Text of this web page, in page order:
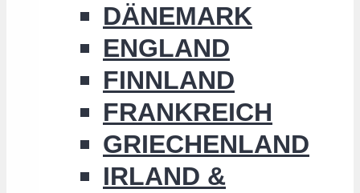
DÄNEMARK
ENGLAND
FINNLAND
FRANKREICH
GRIECHENLAND
IRLAND &